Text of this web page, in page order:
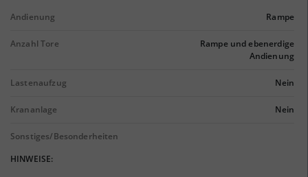
Andienung Rampe
Anzahl Tore
Rampe und ebenerdige
Andienung
Lastenaufzug Nein
Krananlage Nein
Sonstiges/Besonderheiten
HINWEISE: